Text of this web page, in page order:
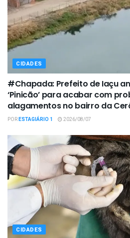
CIDADES
#Chapada: Prefeito de Iaçu
‘Pinicão’ para acabar com
alagamentos no bairro da
PORESTAGIÁRIO 1 2026/08/07
CIDADES